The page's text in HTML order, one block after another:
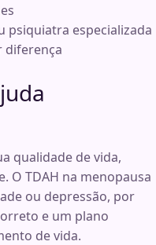
psiquiatra especializada
diferença
qualidade de vida,
O TDAH na menopausa
ou depressão, por
e um plano
de vida.